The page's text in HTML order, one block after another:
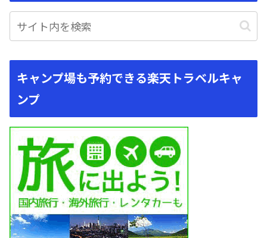
キャンプ場も予約できる楽天トラベルキャ
ンプ